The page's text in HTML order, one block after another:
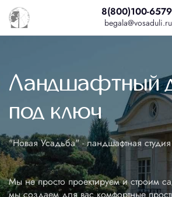
8(800)100-6579
begala@vosaduli.ru
Состав проекта благоустройства
Цены проектирование
3D-
Проект ограждения
Проект террас
Топосъемка
Проектирование общественных
Ландшафтный
под ключ
"Новая Усадьба" - ландшафтная
Мы не просто проектируем и строим